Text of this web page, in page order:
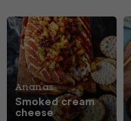
Ananas
Smoked cream
cheese